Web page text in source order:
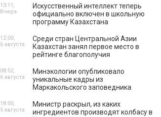
Искусственный интеллект теперь
официально включен в школьную
программу Казахстана
13:11,
Вчера
Среди стран Центральной Азии
Казахстан занял первое место в
рейтинге благополучия
12:00,
6 августа
Минэкологии опубликовало
уникальные кадры из
Маркакольского заповедника
08:52,
6 августа
Министр раскрыл, из каких
ингредиентов производят колбасу в
18:00,
5 августа